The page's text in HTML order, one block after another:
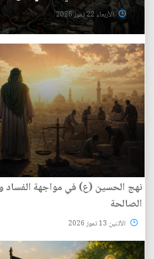
الأربعاء 22 تموز 2026
نهج الحسين (ع) في مواجهة الفساد
الصالحة
الأثنين 13 تموز 2026